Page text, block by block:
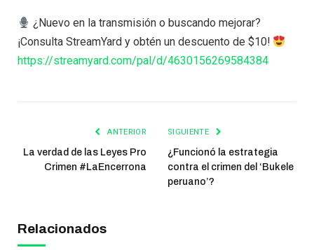
¿Nuevo en la transmisión o buscando mejorar?
¡Consulta StreamYard y obtén un descuento de $10!
https://streamyard.com/pal/d/4630156269584384
ANTERIOR
La verdad de las Leyes Pro
Crimen #LaEncerrona
SIGUIENTE
¿Funcionó la estrategia
contra el crimen del ‘Bukele
peruano’?
Relacionados